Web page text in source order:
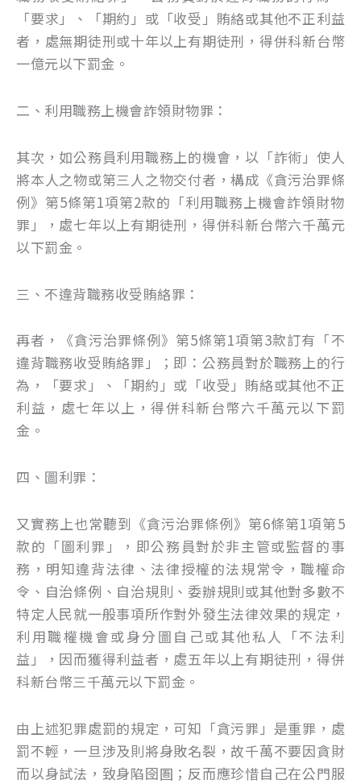
「要求」、「期約」或「收受」賄絡或其他不正利益
者，處無期徒刑或十年以上有期徒刑，得併科新台幣
一億元以下罰金。
二、利用職務上機會詐領財物罪：
其次，如公務員利用職務上的機會，以「詐術」使人
將本人之物或第三人之物交付者，構成《貪污治罪條
例》第5條第1項第2款的「利用職務上機會詐領財物
罪」，處七年以上有期徒刑，得併科新台幣六千萬元
以下罰金。
三、不違背職務收受賄絡罪：
再者，《貪污治罪條例》第5條第1項第3款訂有「不
違背職務收受賄絡罪」；即：公務員對於職務上的行
為，「要求」、「期約」或「收受」賄絡或其他不正
利益，處七年以上，得併科新台幣六千萬元以下罰
金。
四、圖利罪：
又實務上也常聽到《貪污治罪條例》第6條第1項第5
款的「圖利罪」，即公務員對於非主管或監督的事
務，明知違背法律、法律授權的法規常令，職權命
令、自治條例、自治規則、委辦規則或其他對多數不
特定人民就一般事項所作對外發生法律效果的規定，
利用職權機會或身分圖自己或其他私人「不法利
益」，因而獲得利益者，處五年以上有期徒刑，得併
科新台幣三千萬元以下罰金。
由上述犯罪處罰的規定，可知「貪污罪」是重罪，處
罰不輕，一旦涉及則將身敗名裂，故千萬不要因貪財
而以身試法，致身陷囹圄；反而應珍惜自己在公門服